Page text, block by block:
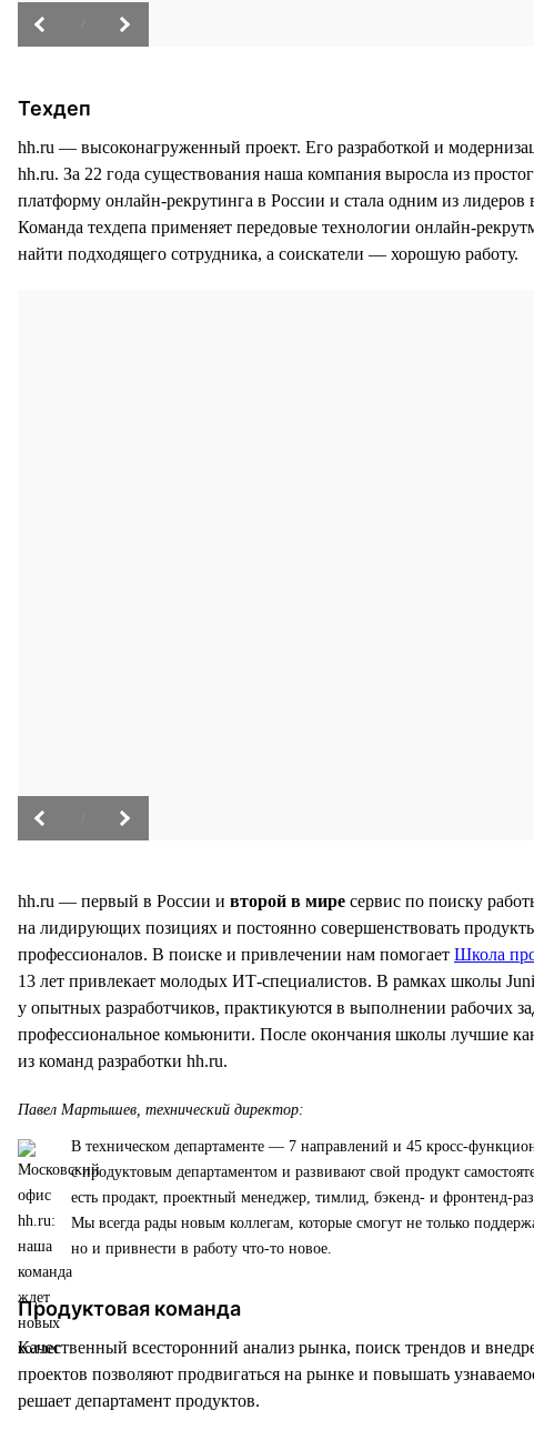
Техдеп
hh.ru — высоконагруженный проект. Его разработкой и
hh.ru. За 22 года существования наша компания выросла из
платформу онлайн-рекрутинга в России и стала одним из лидеров
Команда техдепа применяет передовые технологии онлайн-
найти подходящего сотрудника, а соискатели — хорошую работу.
hh.ru — первый в России и второй в мире сервис по поиску
на лидирующих позициях и постоянно совершенствовать
профессионалов. В поиске и привлечении нам помогает Школа
13 лет привлекает молодых ИТ-специалистов. В рамках школы
у опытных разработчиков, практикуются в выполнении рабочих
профессиональное комьюнити. После окончания школы лучшие
из команд разработки hh.ru.
Павел Мартышев, технический директор:
В техническом департаменте — 7 направлений и 45 кросс-
с продуктовым департаментом и развивают свой продукт
есть продакт, проектный менеджер, тимлид, бэкенд- и фронтенд-
Мы всегда рады новым коллегам, которые смогут не только
но и привнести в работу что-то новое.
Продуктовая команда
Качественный всесторонний анализ рынка, поиск трендов и
проектов позволяют продвигаться на рынке и повышать
решает департамент продуктов.